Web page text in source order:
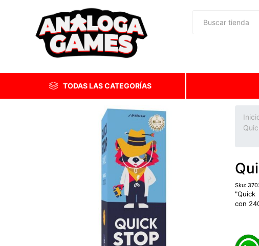
TODAS LAS CATEGORÍAS
Sku:
"Quick
con